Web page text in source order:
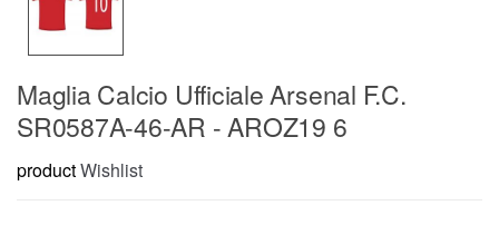
Maglia Calcio Ufficiale Arsenal F.C.
SR0587A-46-AR - AROZ19 6
productWishlist